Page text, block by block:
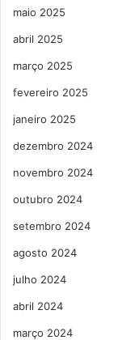
maio 2025
abril 2025
março 2025
fevereiro 2025
janeiro 2025
dezembro 2024
novembro 2024
outubro 2024
setembro 2024
agosto 2024
julho 2024
abril 2024
março 2024